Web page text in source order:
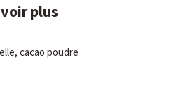
plus
cacao poudre